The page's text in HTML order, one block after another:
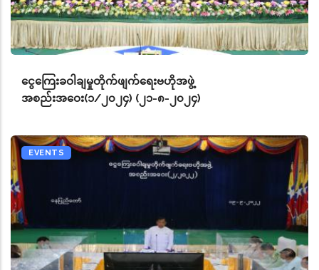
ငွေကြေးခဝါချမှုတိုက်ဖျက်ရေးဗဟိုအဖွဲ့
အစည်းအဝေး(၁/၂၀၂၄) (၂၁-၈-၂၀၂၄)
EVENTS